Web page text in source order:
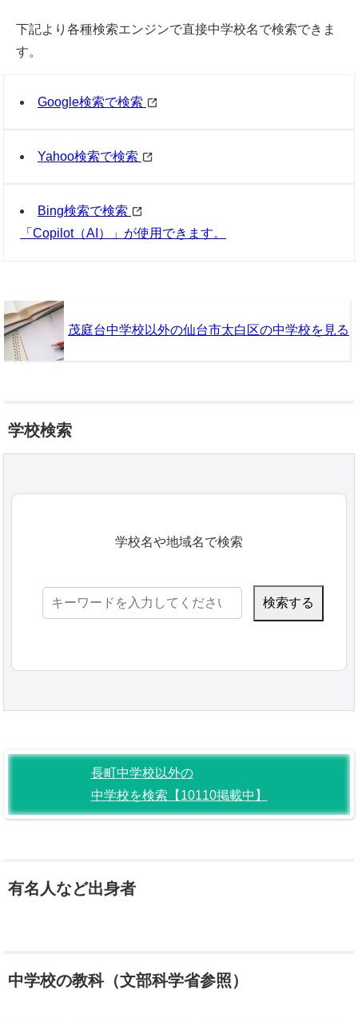
下記より各種検索エンジンで直接中学校名で検索できま
す。
Google検索で検索
Yahoo検索で検索
Bing検索で検索
「Copilot（AI）」が使用できます。
茂庭台中学校以外の仙台市太白区の中学校を見る
学校検索
学校名や地域名で検索
検
長町中学校以外の
中学校を検索【10110掲載中】
有名人など出身者
中学校の教科（文部科学省参照）